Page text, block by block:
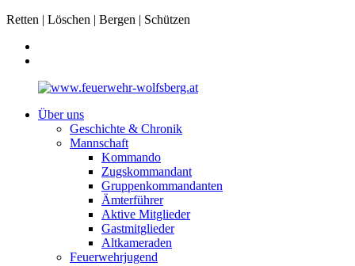
Retten | Löschen | Bergen | Schützen
Über uns
Geschichte & Chronik
Mannschaft
Kommando
Zugskommandant
Gruppenkommandanten
Ämterführer
Aktive Mitglieder
Gastmitglieder
Altkameraden
Feuerwehrjugend